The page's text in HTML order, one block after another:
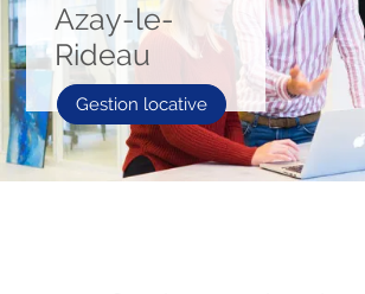
Azay-le-
Rideau
Gestion locative